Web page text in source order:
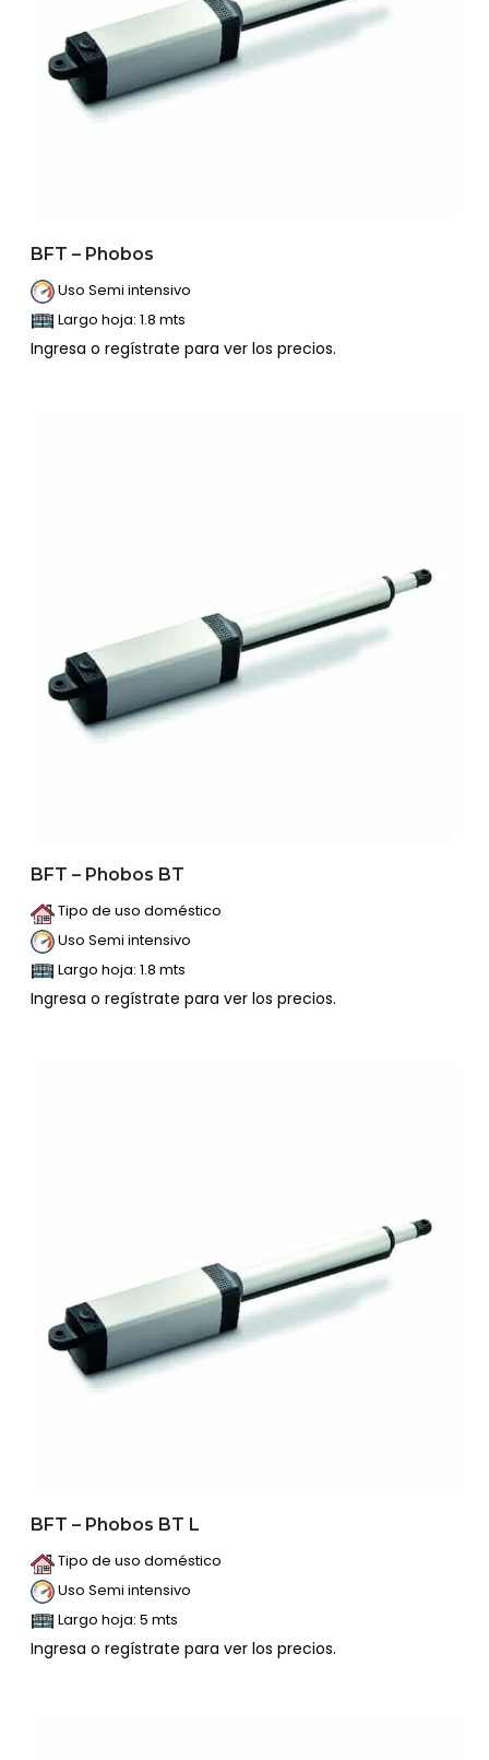
BFT – Phobos
Uso Semi intensivo
Largo hoja: 1.8 mts
Ingresa o regístrate para ver los precios.
BFT – Phobos BT
Tipo de uso doméstico
Uso Semi intensivo
Largo hoja: 1.8 mts
Ingresa o regístrate para ver los precios.
BFT – Phobos BT L
Tipo de uso doméstico
Uso Semi intensivo
Largo hoja: 5 mts
Ingresa o regístrate para ver los precios.